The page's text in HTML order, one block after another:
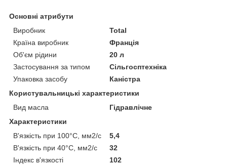
Основні атрибути
Виробник
Total
Країна виробник
Франція
Об'єм рідини
20 л
Застосування за типом
Сільгосптехніка
Упаковка засобу
Каністра
Користувальницькі характеристики
Вид масла
Гідравлічне
Характеристики
В'язкість при 100°C, мм2/c
5,4
В'язкість при 40°C, мм2/c
32
Індекс в'язкості
102